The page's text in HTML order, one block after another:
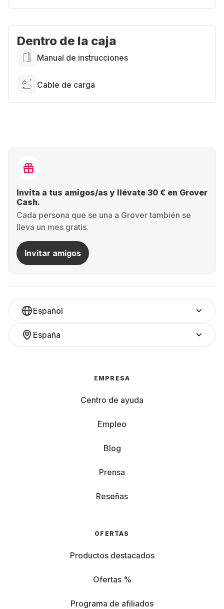
Dentro de la caja
Manual de instrucciones
Cable de carga
Invita a tus amigos/as y llévate 30 € en Grover
Cash.
Cada persona que se una a Grover también se
lleva un mes gratis.
Invitar amigos
Español
España
EMPRESA
Centro de ayuda
Empleo
Blog
Prensa
Reseñas
OFERTAS
Productos destacados
Ofertas %
Programa de afiliados